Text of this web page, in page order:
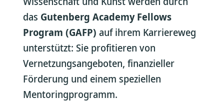
das Gutenberg Academy Fellows
Program (GAFP) auf ihrem Karriereweg
unterstützt: Sie profitieren von
Vernetzungsangeboten, finanzieller
Förderung und einem speziellen
Mentoringprogramm.